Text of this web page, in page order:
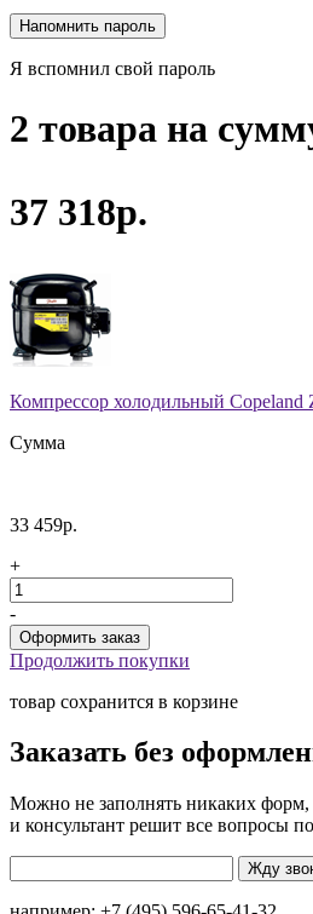
Я вспомнил свой пароль
2 товара на
37 318р.
Компрессор холодильный Copeland
Сумма
33 459р.
+
-
Продолжить покупки
товар сохранится в корзине
Заказать без
Можно не заполнять никаких форм,
и консультант решит все вопросы